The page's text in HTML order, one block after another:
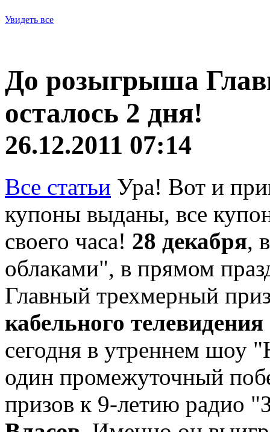
Увидеть все
До розыгрыша
осталось 2 дня!
26.12.2011 07:14
Все статьи Ура! Вот и
купоны выданы, все
своего часа! 28 декабря,
облаками", в прямом
Главный трехмерный
кабельного
сегодня в утреннем шоу
один промежуточный
призов к 9-летию радио